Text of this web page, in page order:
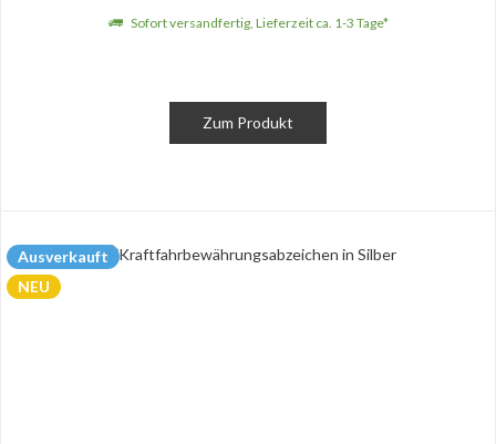
Sofort versandfertig, Lieferzeit ca. 1-3 Tage*
Zum Produkt
Ausverkauft
NEU